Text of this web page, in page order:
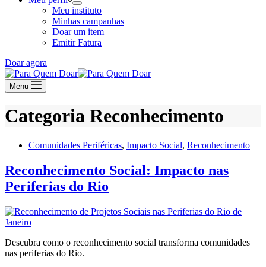
Meu instituto
Minhas campanhas
Doar um item
Emitir Fatura
Doar agora
Menu
Categoria Reconhecimento
Comunidades Periféricas, Impacto Social, Reconhecimento
Reconhecimento Social: Impacto nas
Periferias do Rio
Descubra como o reconhecimento social transforma comunidades
nas periferias do Rio.